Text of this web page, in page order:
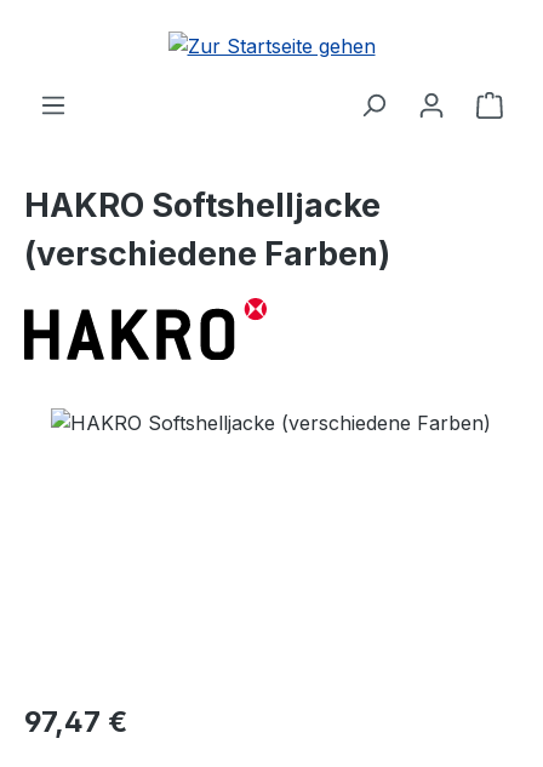
Zum Hauptinhalt springen
HAKRO Softshelljacke
(verschiedene Farben)
Bildergalerie überspringen
Regulärer Preis:
97,47 €